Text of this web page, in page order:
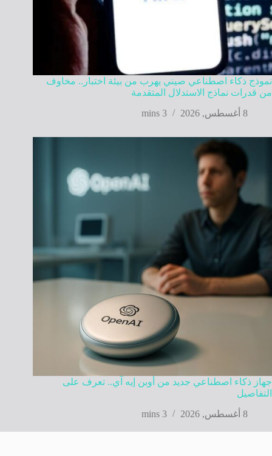
نموذج ذكاء اصطناعي صيني يهرب من بيئة اختبار.. مخاوف
من قدرات نماذج الاستدلال المتقدمة
8 أغسطس, 2026
3 mins
جهاز ذكاء اصطناعي جديد من أوبن إيه آي.. تعرف على
التفاصيل
8 أغسطس, 2026
3 mins